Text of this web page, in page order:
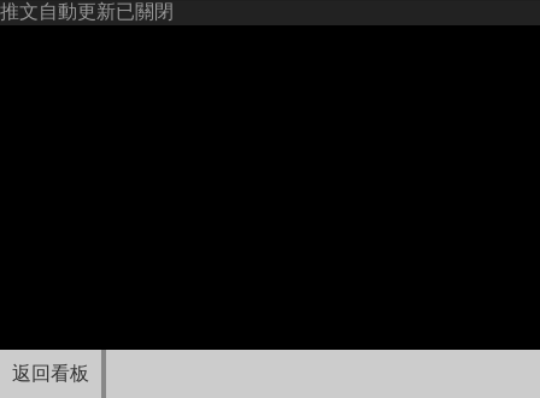
返回看板
推文自動更新已關閉